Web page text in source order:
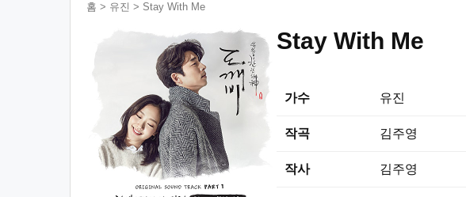
홈 > 유진 > Stay With Me
Stay With Me
가수 유진
작곡 김주영
작사 김주영